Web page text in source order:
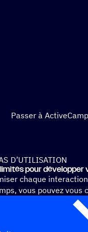
Passer à
D’UTILISATION
pour
chaque
vous pouvez